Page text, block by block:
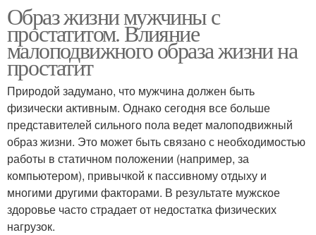
Простатит для женщин
женщины
Образ жизни мужчины с
простатитом. Влияние
малоподвижного образа жизни на
простатит
Природой задумано, что мужчина должен быть
физически активным. Однако сегодня все больше
представителей сильного пола ведет малоподвижный
образ жизни. Это может быть связано с необходимостью
работы в статичном положении (например, за
компьютером), привычкой к пассивному отдыху и
многими другими факторами. В результате мужское
здоровье часто страдает от недостатка физических
нагрузок.